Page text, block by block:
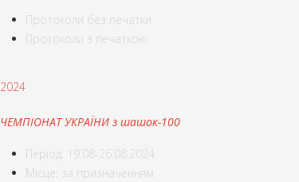
Протоколи без печатки
Протоколи з печаткою
2024
ЧЕМПІОНАТ УКРАЇНИ з шашок-100
Період: 19.08-26.08.2024
Місце: за призначенням